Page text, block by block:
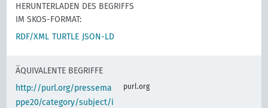
HERUNTERLADEN DES BEGRIFFS
IM SKOS-FORMAT:
RDF/XML TURTLE JSON-LD
ÄQUIVALENTE BEGRIFFE
http://purl.org/pressema
ppe20/category/subject/i
purl.org